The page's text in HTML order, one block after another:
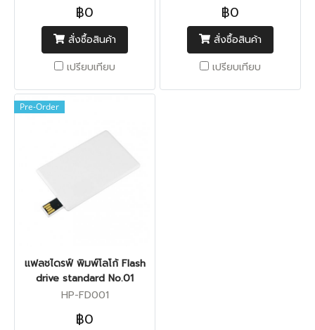
฿0
สั่งซื้อสินค้า
เปรียบเทียบ
฿0
สั่งซื้อสินค้า
เปรียบเทียบ
Pre-Order
แฟลชไดรฟ์ พิมพ์โลโก้ Flash
drive standard No.01
HP-FD001
฿0